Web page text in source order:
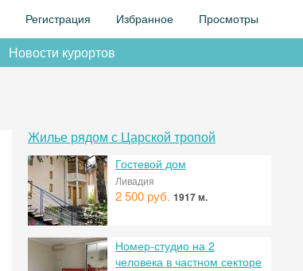
Регистрация Избранное Просмотры
Новости курортов
Жилье рядом с Царской тропой
Гостевой дом
Ливадия
2 500 руб. 1917 м.
Номер-студио на 2
человека в частном секторе